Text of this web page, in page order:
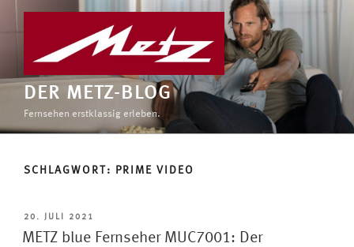
DER METZ-BLOG
Fernsehen erstklassig erleben.
SCHLAGWORT: PRIME VIDEO
VERÖFFENTLICHT
AM
20. JULI 2021
METZ blue Fernseher MUC7001: Der